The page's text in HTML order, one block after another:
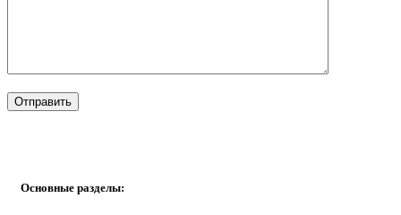
Основные разделы: